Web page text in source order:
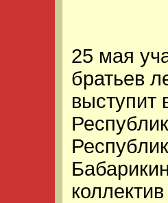
25 мая
братьев
выступит